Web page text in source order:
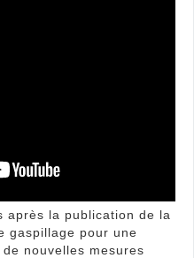
après la publication de la
gaspillage pour une
nouvelles mesures